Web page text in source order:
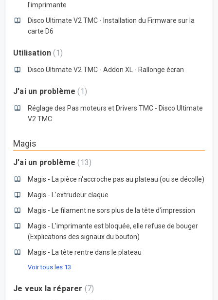
l'imprimante
Disco Ultimate V2 TMC - Installation du Firmware sur la
carte D6
Utilisation 1
Disco Ultimate V2 TMC - Addon XL - Rallonge écran
J'ai un problème 1
Réglage des Pas moteurs et Drivers TMC - Disco Ultimate
V2 TMC
Magis
J'ai un problème 13
Magis - La pièce n'accroche pas au plateau (ou se décolle)
Magis - L'extrudeur claque
Magis - Le filament ne sors plus de la tête d'impression
Magis - L'imprimante est bloquée, elle refuse de bouger
(Explications des signaux du bouton)
Magis - La tête rentre dans le plateau
Voir tous les 13
Je veux la réparer 7